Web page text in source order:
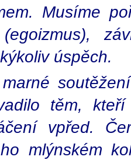
Musíme
úspěch.
těm,
vpřed.
mlýnském